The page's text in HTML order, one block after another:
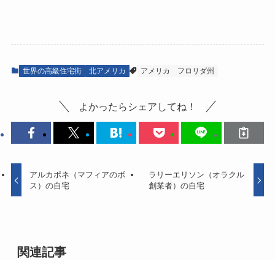
世界の高級住宅街 北アメリカ アメリカ フロリダ州
よかったらシェアしてね！
アルカポネ（マフィアのボ
ス）の自宅
ラリーエリソン（オラクル
創業者）の自宅
関連記事